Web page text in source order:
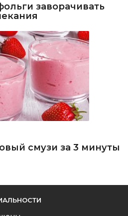
заворачивать
смузи за 3 минуты